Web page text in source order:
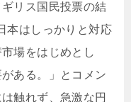
リス国民投票の結
本はしっかりと対応
場をはじめとし
ある。」とコメン
触れず、急激な円